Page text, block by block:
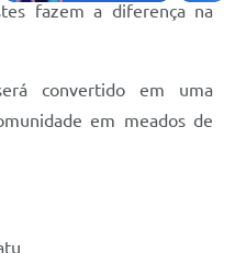
fazem a diferença na
convertido em uma
em meados de